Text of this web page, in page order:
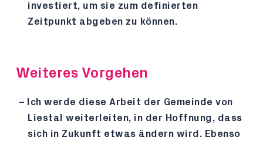
investiert, um sie zum definierten
Zeitpunkt abgeben zu können.
Weiteres Vorgehen
Ich werde diese Arbeit der Gemeinde von
Liestal weiterleiten, in der Hoffnung, dass
sich in Zukunft etwas ändern wird. Ebenso